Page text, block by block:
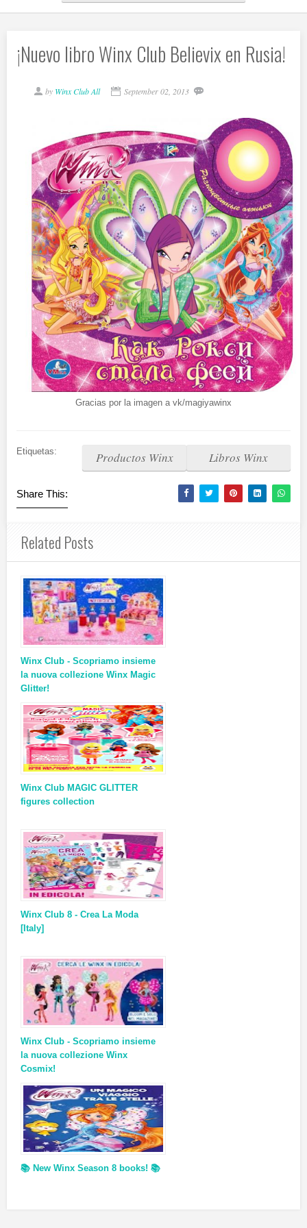
¡Nuevo libro Winx Club Believix en Rusia!
by Winx Club All September 02, 2013
Gracias por la imagen a vk/magiyawinx
Etiquetas: Libros Winx
Productos Winx
Share This:
Related Posts
Winx Club - Scopriamo insieme
la nuova collezione Winx Magic
Glitter!
Winx Club MAGIC GLITTER
figures collection
Winx Club 8 - Crea La Moda
[Italy]
Winx Club - Scopriamo insieme
la nuova collezione Winx
Cosmix!
📚 New Winx Season 8 books! 📚